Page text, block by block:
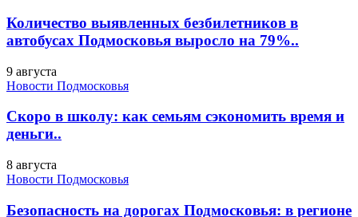
Количество выявленных безбилетников в
автобусах Подмосковья выросло на 79%..
9 августа
Новости Подмосковья
Скоро в школу: как семьям сэкономить время и
деньги..
8 августа
Новости Подмосковья
Безопасность на дорогах Подмосковья: в регионе